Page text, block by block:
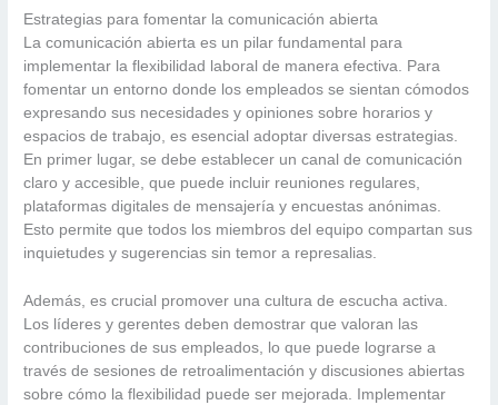
Estrategias para fomentar la comunicación abierta
La comunicación abierta es un pilar fundamental para
implementar la flexibilidad laboral de manera efectiva. Para
fomentar un entorno donde los empleados se sientan cómodos
expresando sus necesidades y opiniones sobre horarios y
espacios de trabajo, es esencial adoptar diversas estrategias.
En primer lugar, se debe establecer un canal de comunicación
claro y accesible, que puede incluir reuniones regulares,
plataformas digitales de mensajería y encuestas anónimas.
Esto permite que todos los miembros del equipo compartan sus
inquietudes y sugerencias sin temor a represalias.
Además, es crucial promover una cultura de escucha activa.
Los líderes y gerentes deben demostrar que valoran las
contribuciones de sus empleados, lo que puede lograrse a
través de sesiones de retroalimentación y discusiones abiertas
sobre cómo la flexibilidad puede ser mejorada. Implementar